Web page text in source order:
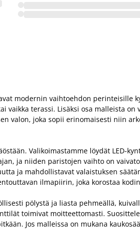
modernin vaihtoehdon
terassi. Lisäksi osa malleista
valon, joka sopii erinomaisesti niin
Valikoimastamme löydät LED-
ja niiden paristojen vaihto on
ja mahdollistavat valaistuksen
ilmapiirin, joka korostaa
pölystä ja liasta pehmeällä,
toimivat moitteettomasti.
Jos malleissa on mukana